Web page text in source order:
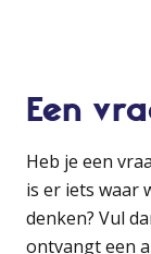
Een
Heb je een
is er iets waar
denken? Vul
ontvangt een